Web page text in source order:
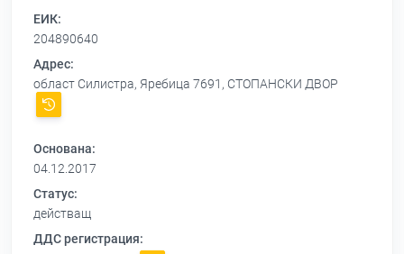
ЕИК:
204890640
Адрес:
област Силистра, Яребица 7691, СТОПАНСКИ ДВОР
Основана:
04.12.2017
Статус:
действащ
ДДС регистрация: